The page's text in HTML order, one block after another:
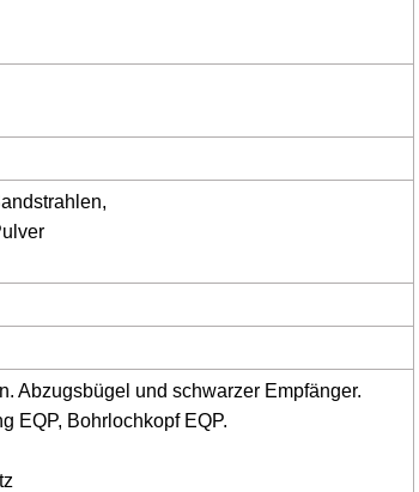
Abzugsbügel und schwarzer Empfänger.
EQP, Bohrlochkopf EQP.